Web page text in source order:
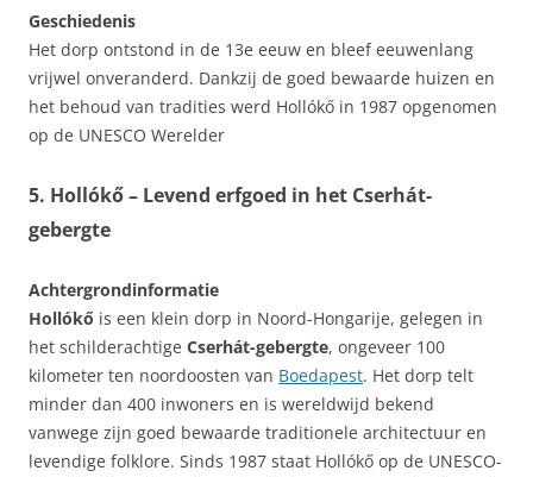
Geschiedenis
Het dorp ontstond in de 13e eeuw en bleef eeuwenlang
vrijwel onveranderd. Dankzij de goed bewaarde huizen en
het behoud van tradities werd Hollókő in 1987 opgenomen
op de UNESCO Werelder
5. Hollókő – Levend erfgoed in het Cserhát-
gebergte
Achtergrondinformatie
Hollókő is een klein dorp in Noord-Hongarije, gelegen in
het schilderachtige Cserhát-gebergte, ongeveer 100
kilometer ten noordoosten van Boedapest. Het dorp telt
minder dan 400 inwoners en is wereldwijd bekend
vanwege zijn goed bewaarde traditionele architectuur en
levendige folklore. Sinds 1987 staat Hollókő op de UNESCO-